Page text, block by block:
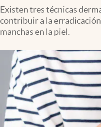
Existen tres técnicas
contribuir a la
manchas en la piel.